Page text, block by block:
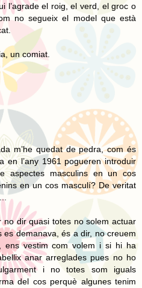
l’agrade el roig, el verd, el groc o
no segueix el model que està
un comiat.
m’he quedat de pedra, com és
en l’any 1961 pogueren introduir
aspectes masculins en un cos
en un cos masculí? De veritat
no dir quasi totes no solem actuar
demanava, és a dir, no creuem
ens vestim com volem i si hi ha
anar arreglades pues no ho
i no totes som iguals
del cos perquè algunes tenim